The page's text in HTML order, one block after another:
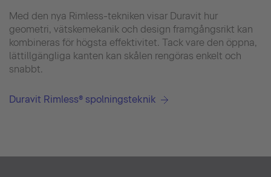
Med den nya Rimless-tekniken visar Duravit hur
geometri, vätskemekanik och design framgångsrikt kan
kombineras för högsta effektivitet. Tack vare den öppna,
lättillgängliga kanten kan skålen rengöras enkelt och
snabbt.
Duravit Rimless® spolningsteknik